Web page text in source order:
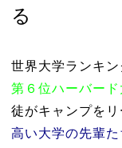
る
世界大学ランキン
第６位ハーバード
徒がキャンプを
高い大学の先輩